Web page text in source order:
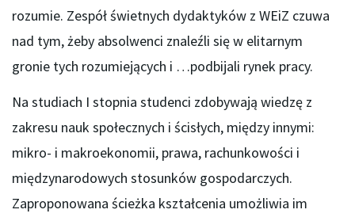
rozumie. Zespół świetnych dydaktyków z WEiZ czuwa
nad tym, żeby absolwenci znaleźli się w elitarnym
gronie tych rozumiejących i …podbijali rynek pracy.
Na studiach I stopnia studenci zdobywają wiedzę z
zakresu nauk społecznych i ścisłych, między innymi:
mikro- i makroekonomii, prawa, rachunkowości i
międzynarodowych stosunków gospodarczych.
Zaproponowana ścieżka kształcenia umożliwia im